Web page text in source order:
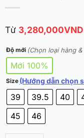
Từ 3,280,000VND
Độ mới (Chọn loại hàng
Mới 100%
Size (Hướng dẫn chọn
39 39.5 40
45
46
Li-Ning Wade 808 5